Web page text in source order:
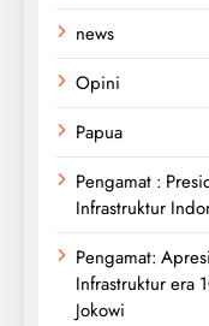
news
Opini
Papua
Pengamat :
Infrastruktur
Pengamat:
Infrastruktur era
Jokowi